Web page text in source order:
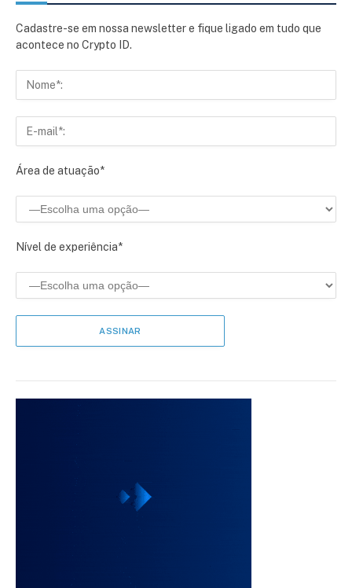
Cadastre-se em nossa newsletter e fique ligado em tudo que
acontece no Crypto ID.
Área de atuação*
Nível de experiência*